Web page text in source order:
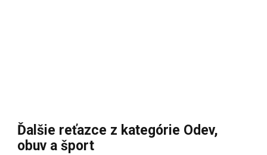
Ďalšie reťazce z kategórie Odev,
obuv a šport